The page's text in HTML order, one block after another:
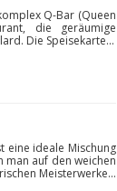
Q-Bar (Queen
die geräumige
Die Speisekarte...
eine ideale Mischung
man auf den weichen
Meisterwerke...